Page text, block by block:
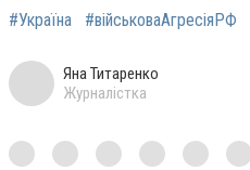
#Україна #військоваАгресіяРФ
Яна Титаренко
Журналістка